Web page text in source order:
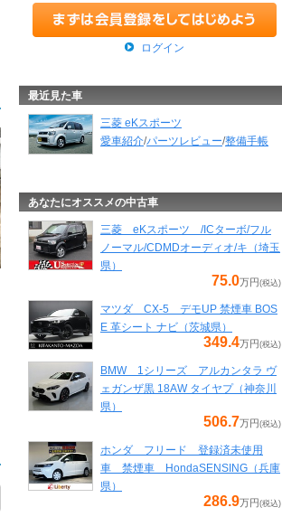
ログイン
最近見た車
三菱 eKスポーツ
愛車紹介/パーツレビュー/整備手帳
あなたにオススメの中古車
三菱 eKスポーツ /ICターボ/フル
ノーマル/CDMDオーディオ/キ（埼玉
県）
75.0万円 (税込)
マツダ CX-5 デモUP 禁煙車 BOS
E 革シート ナビ（茨城県）
349.4万円 (税込)
BMW 1シリーズ アルカンタラ ヴ
ェガンザ黒 18AW タイヤプ（神奈川
県）
506.7万円 (税込)
ホンダ フリード 登録済未使用
車 禁煙車 HondaSENSING（兵庫
県）
286.9万円 (税込)